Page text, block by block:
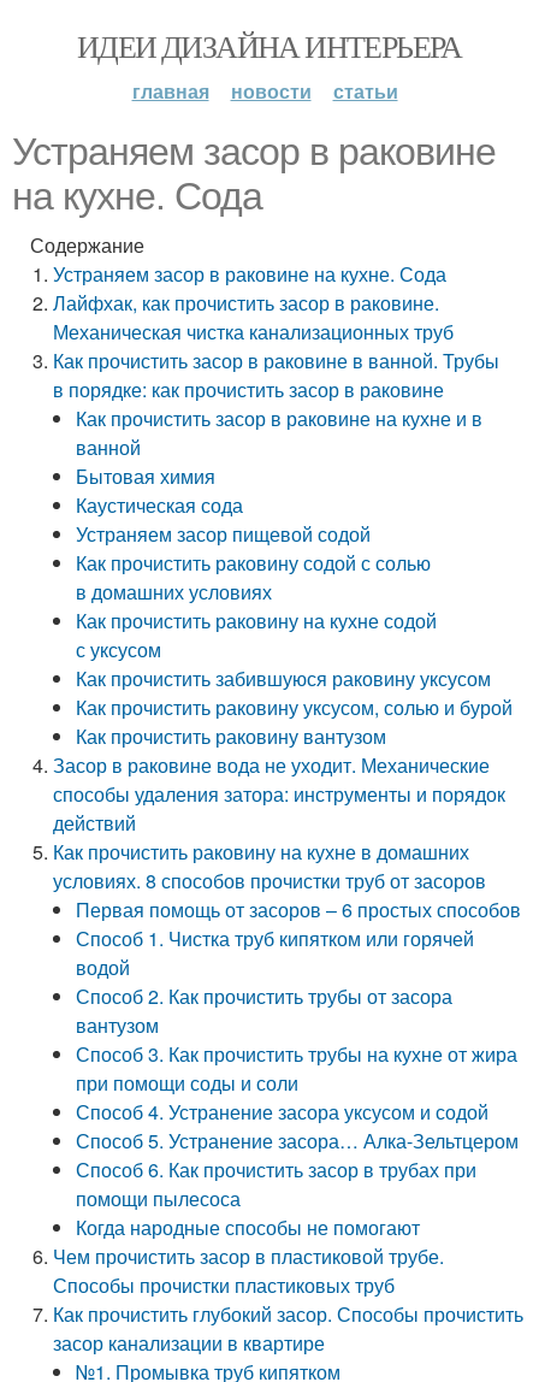
ИДЕИ ДИЗАЙНА ИНТЕРЬЕРА
главная новости статьи
Устраняем засор в раковине
на кухне. Сода
Содержание
Устраняем засор в раковине на кухне. Сода
Лайфхак, как прочистить засор в раковине.
Механическая чистка канализационных труб
Как прочистить засор в раковине в ванной. Трубы
в порядке: как прочистить засор в раковине
Как прочистить засор в раковине на кухне и в
ванной
Бытовая химия
Каустическая сода
Устраняем засор пищевой содой
Как прочистить раковину содой с солью
в домашних условиях
Как прочистить раковину на кухне содой
с уксусом
Как прочистить забившуюся раковину уксусом
Как прочистить раковину уксусом, солью и бурой
Как прочистить раковину вантузом
Засор в раковине вода не уходит. Механические
способы удаления затора: инструменты и порядок
действий
Как прочистить раковину на кухне в домашних
условиях. 8 способов прочистки труб от засоров
Первая помощь от засоров – 6 простых способов
Способ 1. Чистка труб кипятком или горячей
водой
Способ 2. Как прочистить трубы от засора
вантузом
Способ 3. Как прочистить трубы на кухне от жира
при помощи соды и соли
Способ 4. Устранение засора уксусом и содой
Способ 5. Устранение засора… Алка-Зельтцером
Способ 6. Как прочистить засор в трубах при
помощи пылесоса
Когда народные способы не помогают
Чем прочистить засор в пластиковой трубе.
Способы прочистки пластиковых труб
Как прочистить глубокий засор. Способы прочистить
засор канализации в квартире
№1. Промывка труб кипятком